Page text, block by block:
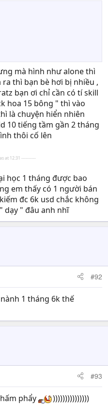
mà hình như alone thì
thì bạn bè hơi bị nhiều ,
bạn ơi chỉ cần có tí skill
hoa 15 bông " thì vào
là chuyện hiển nhiên
10 tiếng tầm gần 2 tháng
thôi cố lên
at 12:31 ----------
học 1 tháng được bao
em thấy có 1 người bán
đc 6k usd chắc không
dạy " đâu anh nhĩ
#92
1 tháng 6k thế
#93
phẩy )))))))))))))))